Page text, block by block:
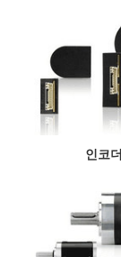
인코더